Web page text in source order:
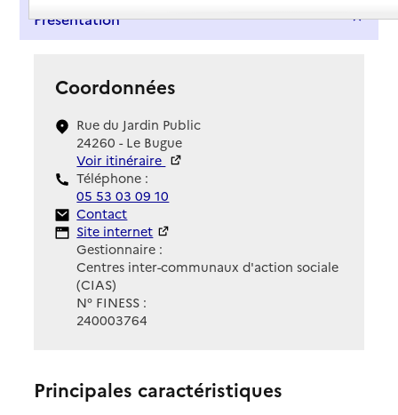
Présentation
Coordonnées
Rue du Jardin Public
24260 - Le Bugue
Voir itinéraire
Téléphone :
05 53 03 09 10
Contact
Contact
Site Internet
Site internet
Gestionnaire :
Centres inter-communaux d'action sociale
(CIAS)
N° FINESS :
240003764
Principales caractéristiques